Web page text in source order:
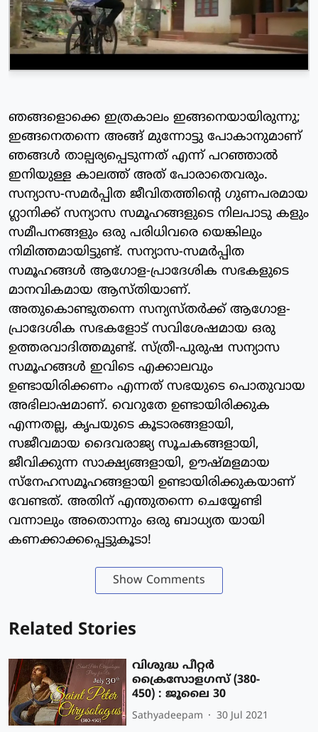
ഞങ്ങളൊക്കെ ഇത്രകാലം ഇങ്ങനെയായിരുന്നു;
ഇങ്ങനെതന്നെ അങ്ങ് മുന്നോട്ടു പോകാനുമാണ്
ഞങ്ങൾ താല്പര്യപ്പെടുന്നത് എന്ന് പറഞ്ഞാൽ
ഇനിയുള്ള കാലത്ത് അത് പോരാതെവരും.
സന്യാസ-സമർപ്പിത ജീവിതത്തിന്റെ ഗുണപരമായ
ഗ്ലാനിക്ക് സന്യാസ സമൂഹങ്ങളുടെ നിലപാടു കളും
സമീപനങ്ങളും ഒരു പരിധിവരെ യെങ്കിലും
നിമിത്തമായിട്ടുണ്ട്. സന്യാസ-സമർപ്പിത
സമൂഹങ്ങൾ ആഗോള-പ്രാദേശിക സഭകളുടെ
മാനവികമായ ആസ്തിയാണ്.
അതുകൊണ്ടുതന്നെ സന്യസ്തർക്ക് ആഗോള-
പ്രാദേശിക സഭകളോട് സവിശേഷമായ ഒരു
ഉത്തരവാദിത്തമുണ്ട്. സ്ത്രീ-പുരുഷ സന്യാസ
സമൂഹങ്ങൾ ഇവിടെ എക്കാലവും
ഉണ്ടായിരിക്കണം എന്നത് സഭയുടെ പൊതുവായ
അഭിലാഷമാണ്. വെറുതേ ഉണ്ടായിരിക്കുക
എന്നതല്ല, കൃപയുടെ കൂടാരങ്ങളായി,
സജീവമായ ദൈവരാജ്യ സൂചകങ്ങളായി,
ജീവിക്കുന്ന സാക്ഷ്യങ്ങളായി, ഊഷ്മളമായ
സ്‌നേഹസമൂഹങ്ങളായി ഉണ്ടായിരിക്കുകയാണ്
വേണ്ടത്. അതിന് എന്തുതന്നെ ചെയ്യേണ്ടി
വന്നാലും അതൊന്നും ഒരു ബാധ്യത യായി
കണക്കാക്കപ്പെട്ടുകൂടാ!
Show Comments
Related Stories
വിശുദ്ധ പീറ്റര്‍
ക്രൈസോളഗസ് (380-
450) : ജൂലൈ 30
Sathyadeepam 30 Jul 2021